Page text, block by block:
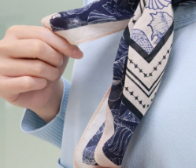
1.分期款項不併入電信帳單，「大哥付你
醒簡訊。
2.透過簡訊連結打開帳單後，可選擇「超
帳／街口支付／iPASS MONEY」等通路繳
【注意事項】
1.本服務係由「台灣大哥大股份有限公司
用戶於交易時，得透過本服務購買商品或
買賣價金債權讓與本公司後，依約使用本
2.基於同意付款使用「大哥付你分期」之
資料（包含姓名、電話或地址）提供予台
由本公司與您本人進行分期帳單所需資料
【「AFTEE先享後付」結帳流程】
１．於結帳方式選擇「AFTEE先享後付」
結帳頁面，進行簡訊認證並確認金額後，
２．訂單成立數日內，您將收到繳費通知簡
３．收到繳費通知簡訊後14天內，點擊此
ATM／網路銀行／等多元方式進行付款，
※ 請注意：結帳手續完成當下不需立刻繳
購買商品的店家。未經商家同意取消之訂
後付繳納相關費用。
※ 交易是否成功請以「AFTEE先享後付
是否繳費成功／繳費後需取消欲退款等相
付款後全家取貨
每筆NT$120，滿NT$2,500(含以上)免
萊爾富取貨付款
每筆NT$120，滿NT$2,500(含以上)免
付款後萊爾富取貨
每筆NT$120，滿NT$2,500(含以上)免
7-11取貨付款